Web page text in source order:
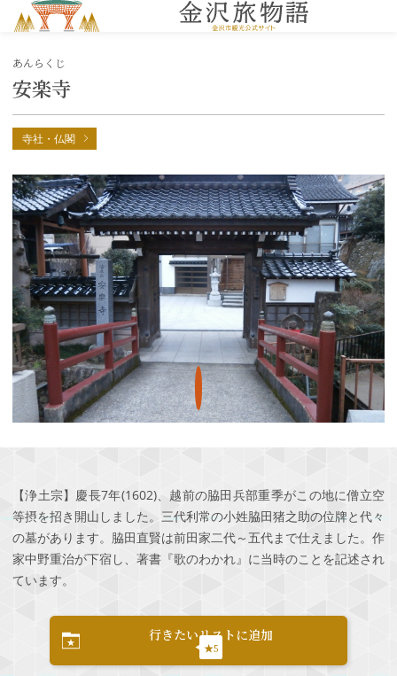
安楽寺
あんらくじ
寺社・仏閣
【浄土宗】慶長7年(1602)、越前の脇田兵部重季がこの地に僧立空
等摂を招き開山しました。三代利常の小姓脇田猪之助の位牌と代々
の墓があります。脇田直賢は前田家二代～五代まで仕えました。作
家中野重治が下宿し、著書『歌のわかれ』に当時のことを記述され
ています。
行きたいリストに追加
★5